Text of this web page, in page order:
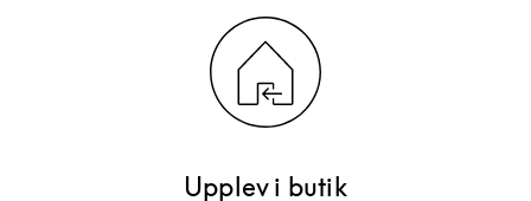
Upplev i butik